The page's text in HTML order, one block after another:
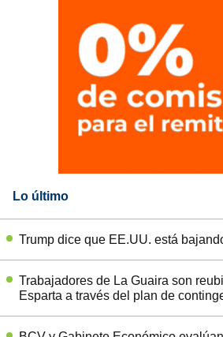
Lo último
Trump dice que EE.UU. está
Trabajadores de La Guaira son
Esparta a través del plan de